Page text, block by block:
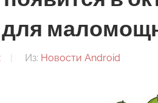
Из: Новости Android